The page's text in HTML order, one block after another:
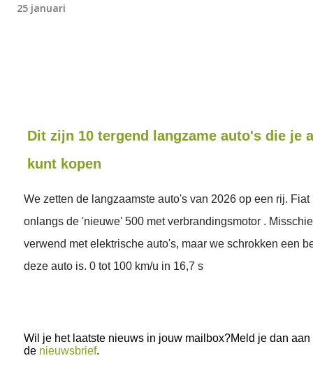
25 januari
Dit zijn 10 tergend langzame auto's die je
kunt kopen
We zetten de langzaamste auto's van 2026 op een rij. Fiat
onlangs de 'nieuwe' 500 met verbrandingsmotor .
verwend met elektrische auto's, maar we schrokken een
deze auto is. 0 tot 100 km/u in 16,7 s
Wil je het laatste nieuws in jouw mailbox?Meld je dan aan
de nieuwsbrief.